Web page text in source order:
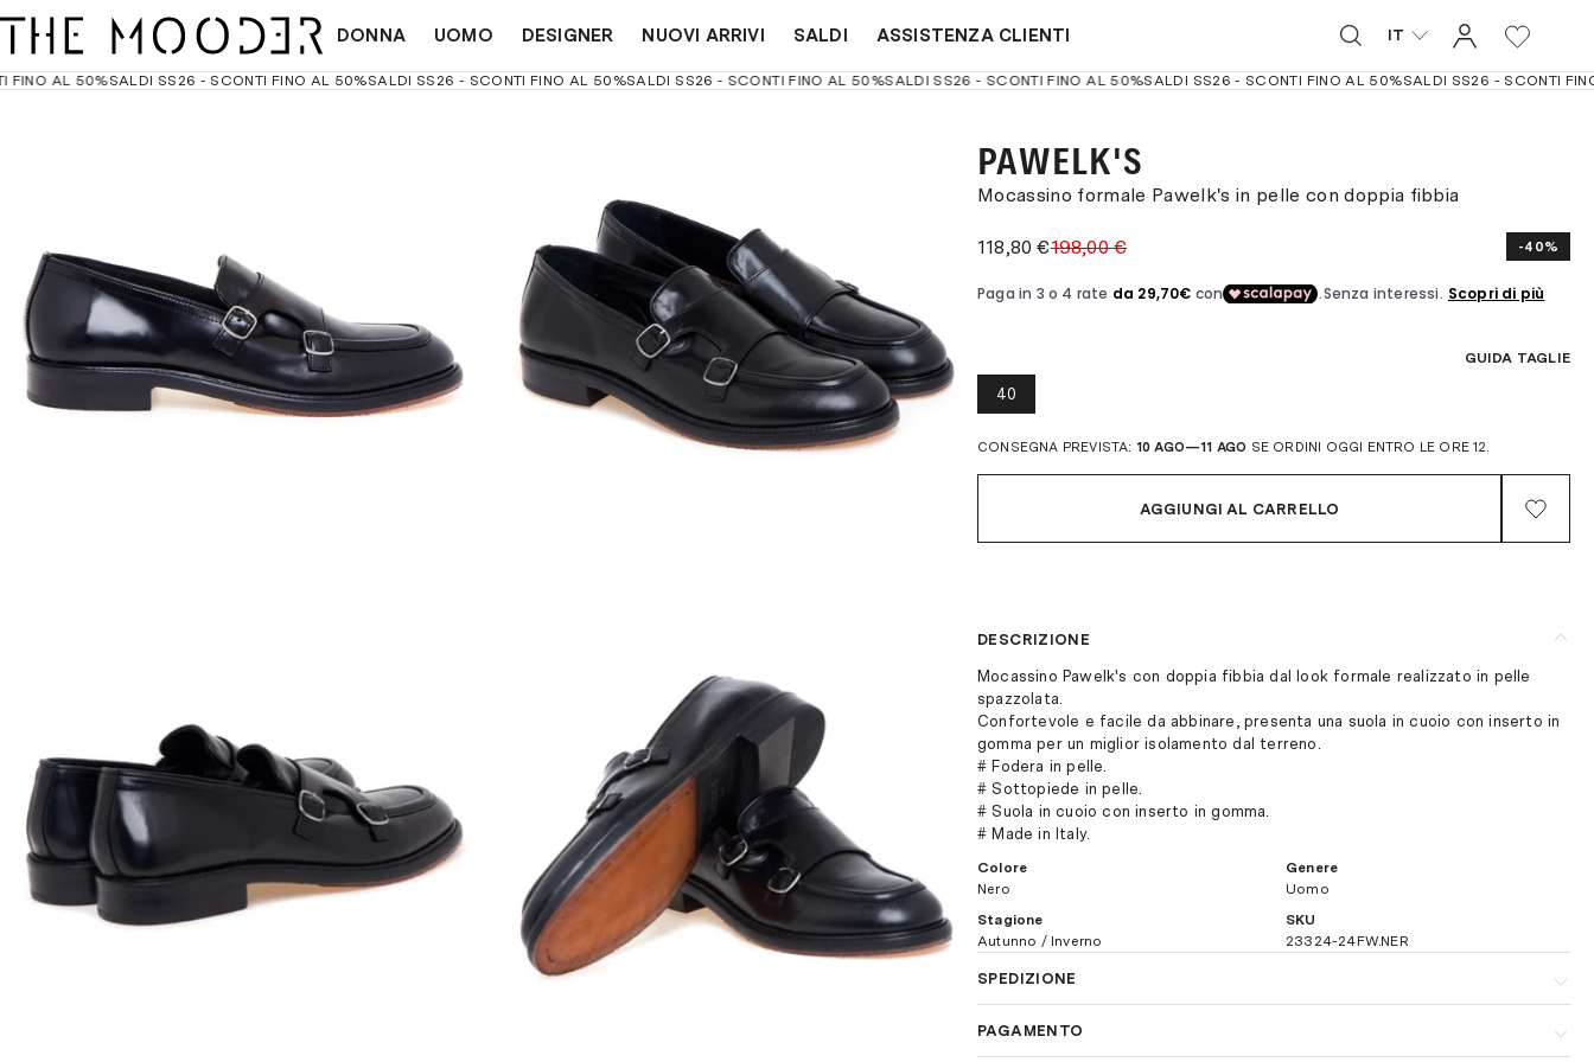
DONNA UOMO DESIGNER NUOVI ARRIVI SALDI ASSISTENZA CLIENTI Select language:
AL 50%SALDI SS26 - SCONTI FINO AL 50% SALDI SS26 - SCONTI FINO AL 50% SALDI SS26 - SCONTI FINO AL 50%SALDI SS26 - SCONTI FINO AL 50%SALDI SS26 - SCONTI FINO AL 50%SALDI SS26 - SCONTI FINO
PAWELK'S
Mocassino formale Pawelk's in pelle con doppia fibbia
118,80 €198,00 € -40%
GUIDA TAGLIE
40
CONSEGNA PREVISTA: 10 AGO—11 AGO SE ORDINI OGGI ENTRO LE ORE 12.
AGGIUNGI AL CARRELLO
DESCRIZIONE
Mocassino Pawelk's con doppia fibbia dal look formale realizzato in pelle
spazzolata.
Confortevole e facile da abbinare, presenta una suola in cuoio con inserto in
gomma per un miglior isolamento dal terreno.
# Fodera in pelle.
# Sottopiede in pelle.
# Suola in cuoio con inserto in gomma.
# Made in Italy.
Colore
Nero
Genere
Uomo
Stagione
Autunno / Inverno
SKU
23324-24FW.NER
SPEDIZIONE
consegna sono di 1-3 giorni lavorativi. Per maggiori dettagli sui costi di
PAGAMENTO